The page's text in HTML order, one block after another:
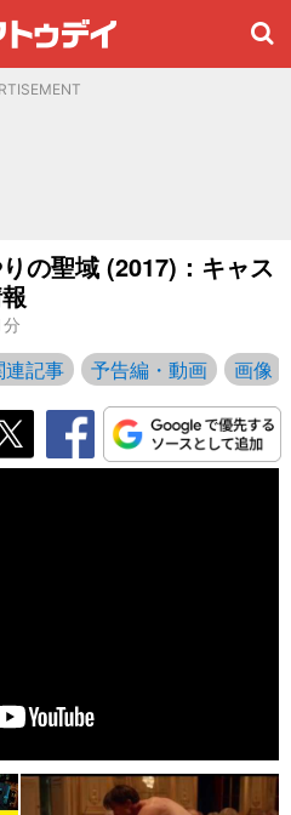
の聖域 (2017)：キャス
連記事 予告編・動画 画像